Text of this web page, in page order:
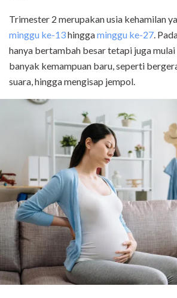
Trimester 2 merupakan usia kehamilan
minggu ke-13hinggaminggu ke-27.
hanya bertambah besar tetapi juga
banyak kemampuan baru, seperti
suara, hingga mengisap jempol.